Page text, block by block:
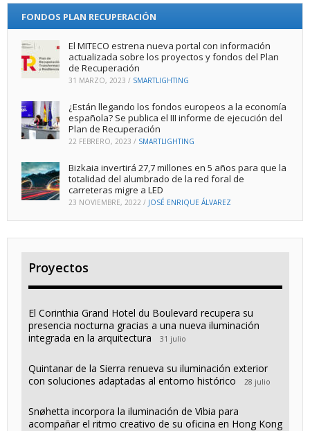
FONDOS PLAN RECUPERACIÓN
El MITECO estrena nueva portal con información
actualizada sobre los proyectos y fondos del Plan
de Recuperación
31 MARZO, 2023 / SMARTLIGHTING
¿Están llegando los fondos europeos a la economía
española? Se publica el III informe de ejecución del
Plan de Recuperación
22 FEBRERO, 2023 / SMARTLIGHTING
Bizkaia invertirá 27,7 millones en 5 años para que la
totalidad del alumbrado de la red foral de
carreteras migre a LED
23 NOVIEMBRE, 2022 / JOSÉ ENRIQUE ÁLVAREZ
Proyectos
El Corinthia Grand Hotel du Boulevard recupera su
presencia nocturna gracias a una nueva iluminación
integrada en la arquitectura
31 julio
Quintanar de la Sierra renueva su iluminación exterior
con soluciones adaptadas al entorno histórico
28 julio
Snøhetta incorpora la iluminación de Vibia para
acompañar el ritmo creativo de su oficina en Hong Kong